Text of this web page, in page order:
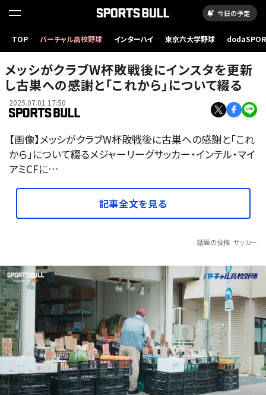
今日の予定
TOP バーチャル高校野球 インターハイ 東京六大学野球
メッシがクラブW杯敗戦後にインスタを更新
し古巣への感謝と「これから」について綴る
2025.07.01 17:50
【画像】メッシがクラブW杯敗戦後に古巣への感謝と「これ
から」について綴るメジャーリーグサッカー・インテル・マイ
アミCFに…
記事全文を見る
話題の投稿 サッカー